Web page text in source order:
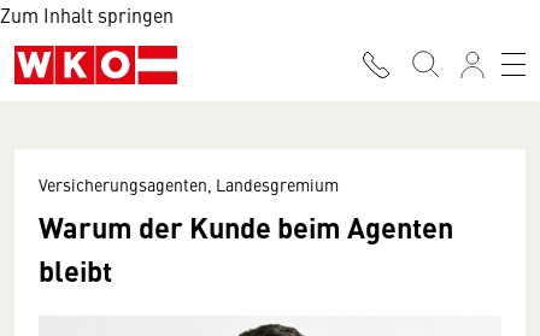
Zum Inhalt springen
Versicherungsagenten, Landesgremium
Warum der Kunde beim Agenten
bleibt